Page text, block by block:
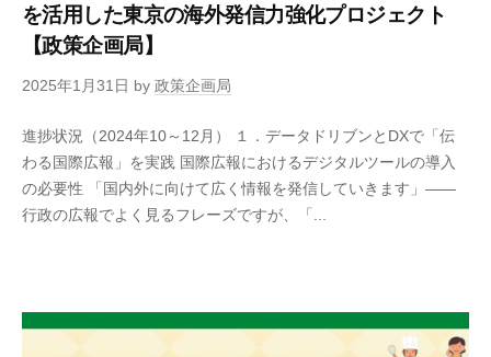
を活用した東京の海外発信力強化プロジェクト
【政策企画局】
2025年1月31日 by 政策企画局
進捗状況（2024年10～12月） １．データドリブンとDXで「伝
わる国際広報」を実践 国際広報におけるデジタルツールの導入
の必要性 「国内外に向けて広く情報を発信していきます」――
行政の広報でよく見るフレーズですが、「...